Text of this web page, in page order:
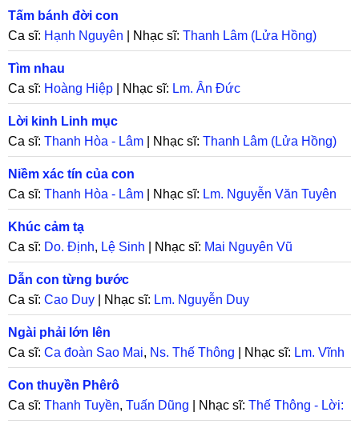
Tấm bánh đời con
Ca sĩ: Hạnh Nguyên | Nhạc sĩ: Thanh Lâm (Lửa Hồng)
Tìm nhau
Ca sĩ: Hoàng Hiệp | Nhạc sĩ: Lm. Ân Đức
Lời kinh Linh mục
Ca sĩ: Thanh Hòa - Lâm | Nhạc sĩ: Thanh Lâm (Lửa Hồng)
Niềm xác tín của con
Ca sĩ: Thanh Hòa - Lâm | Nhạc sĩ: Lm. Nguyễn Văn Tuyên
Khúc cảm tạ
Ca sĩ: Do. Định, Lệ Sinh | Nhạc sĩ: Mai Nguyên Vũ
Dẫn con từng bước
Ca sĩ: Cao Duy | Nhạc sĩ: Lm. Nguyễn Duy
Ngài phải lớn lên
Ca sĩ: Ca đoàn Sao Mai, Ns. Thế Thông | Nhạc sĩ: Lm. Vĩnh
Ân
Con thuyền Phêrô
Ca sĩ: Thanh Tuyền, Tuấn Dũng | Nhạc sĩ: Thế Thông - Lời: